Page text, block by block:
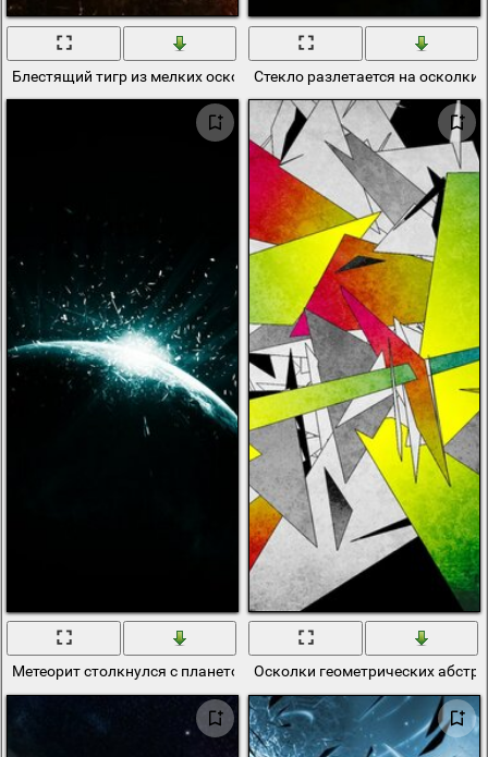
Блестящий тигр из мелких осколковСтекло разлетается на
Метеорит столкнулся с планетой. Осколки метеорита
Осколки геометрических